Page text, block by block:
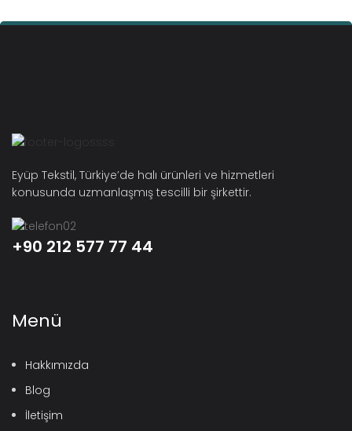
Eyüp Tekstil, Türkiye’de halı ürünleri ve hizmetleri
konusunda uzmanlaşmış tescilli bir şirkettir.
+90 212 577 77 44
Menü
Hakkımızda
Blog
İletişim